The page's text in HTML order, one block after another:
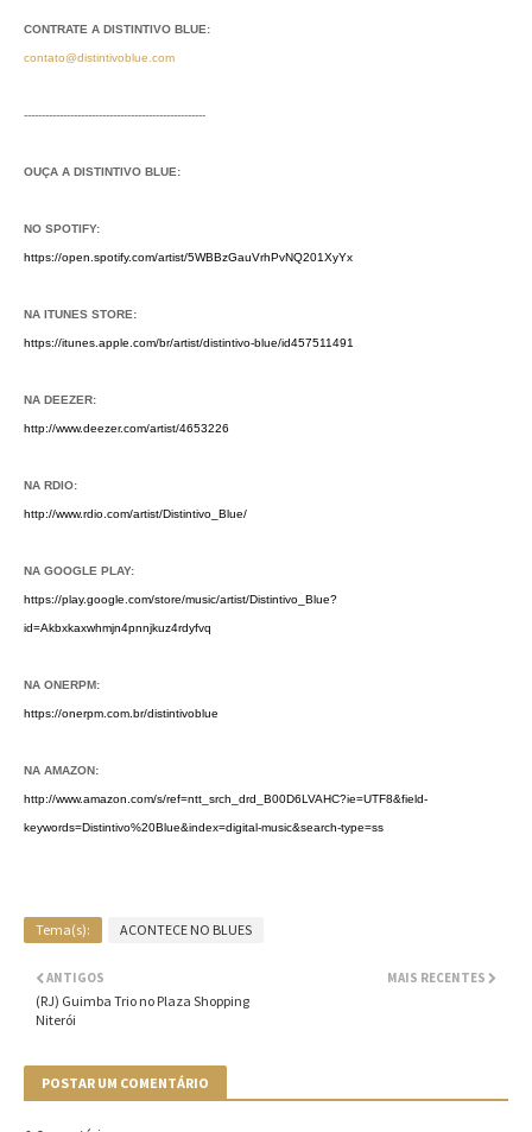
CONTRATE A DISTINTIVO BLUE:
contato@distintivoblue.com
---------------------------------------------------
OUÇA A DISTINTIVO BLUE:
NO SPOTIFY:
https://open.spotify.com/artist/5WBBzGauVrhPvNQ201XyYx
NA ITUNES STORE:
https://itunes.apple.com/br/artist/distintivo-blue/id457511491
NA DEEZER:
http://www.deezer.com/artist/4653226
NA RDIO:
http://www.rdio.com/artist/Distintivo_Blue/
NA GOOGLE PLAY:
https://play.google.com/store/music/artist/Distintivo_Blue?
id=Akbxkaxwhmjn4pnnjkuz4rdyfvq
NA ONERPM:
https://onerpm.com.br/distintivoblue
NA AMAZON:
http://www.amazon.com/s/ref=ntt_srch_drd_B00D6LVAHC?ie=UTF8&field-
keywords=Distintivo%20Blue&index=digital-music&search-type=ss
Tema(s): ACONTECE NO BLUES
MAIS RECENTES
ANTIGOS
(RJ) Guimba Trio no Plaza Shopping
Niterói
POSTAR UM COMENTÁRIO